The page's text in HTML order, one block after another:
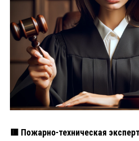
🟥 Пожарно-техническая